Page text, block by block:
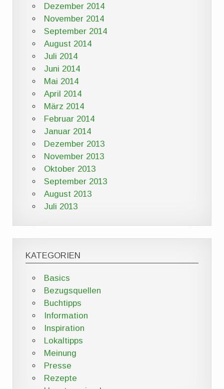
Dezember 2014
November 2014
September 2014
August 2014
Juli 2014
Juni 2014
Mai 2014
April 2014
März 2014
Februar 2014
Januar 2014
Dezember 2013
November 2013
Oktober 2013
September 2013
August 2013
Juli 2013
KATEGORIEN
Basics
Bezugsquellen
Buchtipps
Information
Inspiration
Lokaltipps
Meinung
Presse
Rezepte